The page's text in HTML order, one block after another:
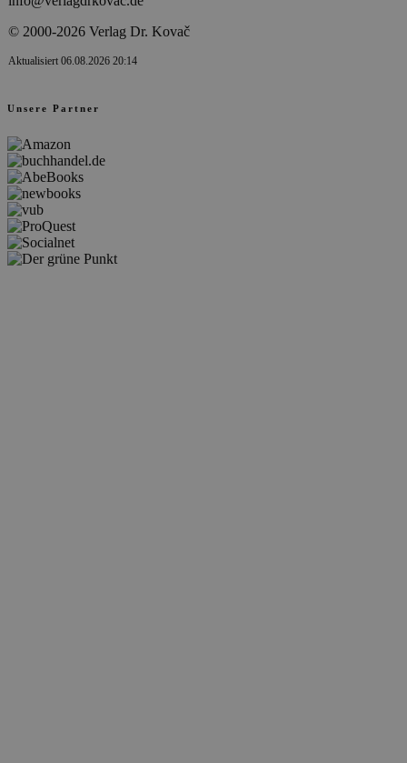
© 2000-2026 Verlag Dr. Kovač
Aktualisiert 06.08.2026 20:14
Unsere Partner